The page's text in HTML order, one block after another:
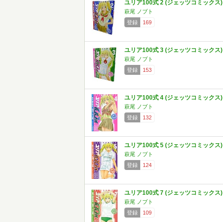
ユリア100式 2 (ジェッツコミックス)
萩尾 ノブト
登録
169
ユリア100式 3 (ジェッツコミックス)
萩尾 ノブト
登録
153
ユリア100式 4 (ジェッツコミックス)
萩尾 ノブト
登録
132
ユリア100式 5 (ジェッツコミックス)
萩尾 ノブト
登録
124
ユリア100式 7 (ジェッツコミックス)
萩尾 ノブト
登録
109